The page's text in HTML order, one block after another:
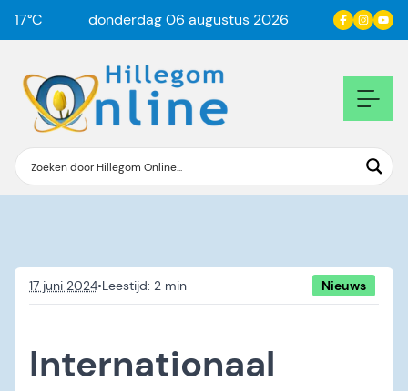
17°C donderdag 06 augustus 2026
17 juni 2024• Nieuws
Internationaal